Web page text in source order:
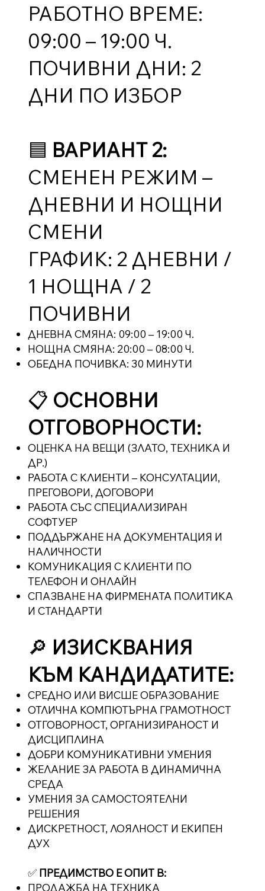
РАБОТНО ВРЕМЕ:
09:00 – 19:00 Ч.
ПОЧИВНИ ДНИ: 2
ДНИ ПО ИЗБОР
🟦 ВАРИАНТ 2:
СМЕНЕН РЕЖИМ –
ДНЕВНИ И НОЩНИ
СМЕНИ
ГРАФИК: 2 ДНЕВНИ /
1 НОЩНА / 2
ПОЧИВНИ
ДНЕВНА СМЯНА: 09:00 – 19:00 Ч.
НОЩНА СМЯНА: 20:00 – 08:00 Ч.
ОБЕДНА ПОЧИВКА: 30 МИНУТИ
📋 ОСНОВНИ
ОТГОВОРНОСТИ:
ОЦЕНКА НА ВЕЩИ (ЗЛАТО, ТЕХНИКА И
ДР.)
РАБОТА С КЛИЕНТИ – КОНСУЛТАЦИИ,
ПРЕГОВОРИ, ДОГОВОРИ
РАБОТА СЪС СПЕЦИАЛИЗИРАН
СОФТУЕР
ПОДДЪРЖАНЕ НА ДОКУМЕНТАЦИЯ И
НАЛИЧНОСТИ
КОМУНИКАЦИЯ С КЛИЕНТИ ПО
ТЕЛЕФОН И ОНЛАЙН
СПАЗВАНЕ НА ФИРМЕНАТА ПОЛИТИКА
И СТАНДАРТИ
🔎 ИЗИСКВАНИЯ
КЪМ КАНДИДАТИТЕ:
СРЕДНО ИЛИ ВИСШЕ ОБРАЗОВАНИЕ
ОТЛИЧНА КОМПЮТЪРНА ГРАМОТНОСТ
ОТГОВОРНОСТ, ОРГАНИЗИРАНОСТ И
ДИСЦИПЛИНА
ДОБРИ КОМУНИКАТИВНИ УМЕНИЯ
ЖЕЛАНИЕ ЗА РАБОТА В ДИНАМИЧНА
СРЕДА
УМЕНИЯ ЗА САМОСТОЯТЕЛНИ
РЕШЕНИЯ
ДИСКРЕТНОСТ, ЛОЯЛНОСТ И ЕКИПЕН
ДУХ
✅ ПРЕДИМСТВО Е ОПИТ В:
ПРОДАЖБА НА ТЕХНИКА